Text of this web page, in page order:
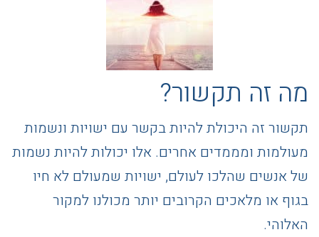
מה זה תקשור?
תקשור זה היכולת להיות בקשר עם ישויות ונשמות
מעולמות ומממדים אחרים. אלו יכולות להיות נשמות
של אנשים שהלכו לעולם, ישויות שמעולם לא חיו
בגוף או מלאכים הקרובים יותר מכולנו למקור
האלוהי.